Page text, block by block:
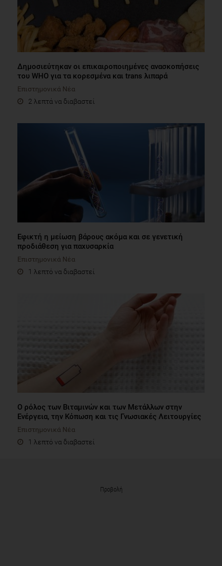
Δημοσιεύτηκαν οι επικαιροποιημένες ανασκοπήσεις
του WHO για τα κορεσμένα και trans λιπαρά
Επιστημονικά Νέα
2 λεπτά να διαβαστεί
Εφικτή η μείωση βάρους ακόμα και σε γενετική
προδιάθεση για παχυσαρκία
Επιστημονικά Νέα
1 λεπτό να διαβαστεί
Ο ρόλος των Βιταμινών και των Μετάλλων στην
Ενέργεια, την Κόπωση και τις Γνωσιακές Λειτουργίες
Επιστημονικά Νέα
1 λεπτό να διαβαστεί
Προβολή